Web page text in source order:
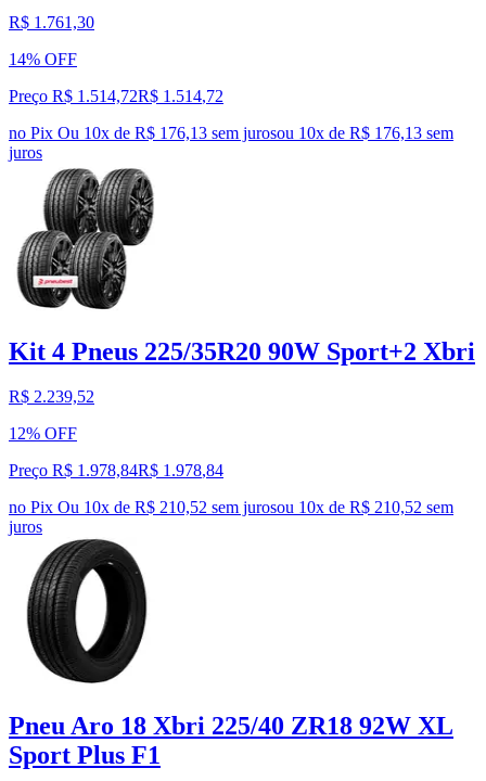
R$ 1.761,30
14% OFF
Preço R$ 1.514,72R$ 1.514,72
no Pix Ou 10x de R$ 176,13 sem jurosou 10x de R$ 176,13 sem
juros
Kit 4 Pneus 225/35R20 90W Sport+2 Xbri
R$ 2.239,52
12% OFF
Preço R$ 1.978,84R$ 1.978,84
no Pix Ou 10x de R$ 210,52 sem jurosou 10x de R$ 210,52 sem
juros
Pneu Aro 18 Xbri 225/40 ZR18 92W XL
Sport Plus F1